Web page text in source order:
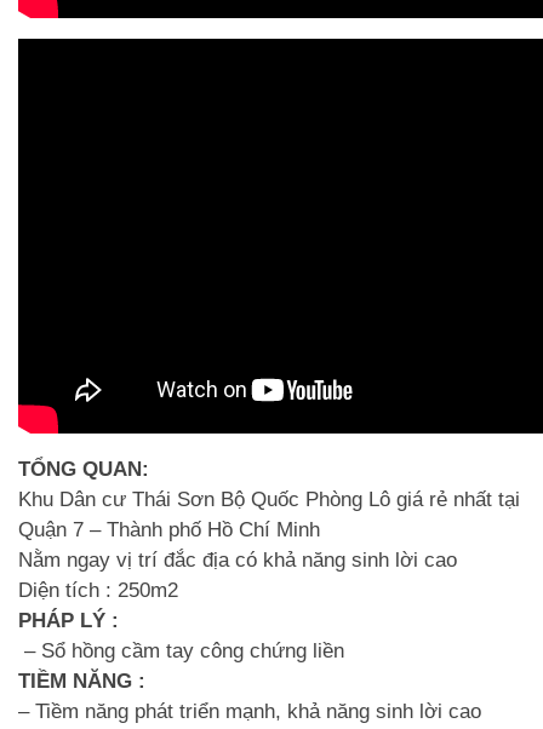
TỔNG QUAN:
Khu Dân cư Thái Sơn Bộ Quốc Phòng Lô giá rẻ nhất tại
Quận 7 – Thành phố Hồ Chí Minh
Nằm ngay vị trí đắc địa có khả năng sinh lời cao
Diện tích : 250m2
PHÁP LÝ :
– Sổ hồng cầm tay công chứng liền
TIỀM NĂNG :
– Tiềm năng phát triển mạnh, khả năng sinh lời cao